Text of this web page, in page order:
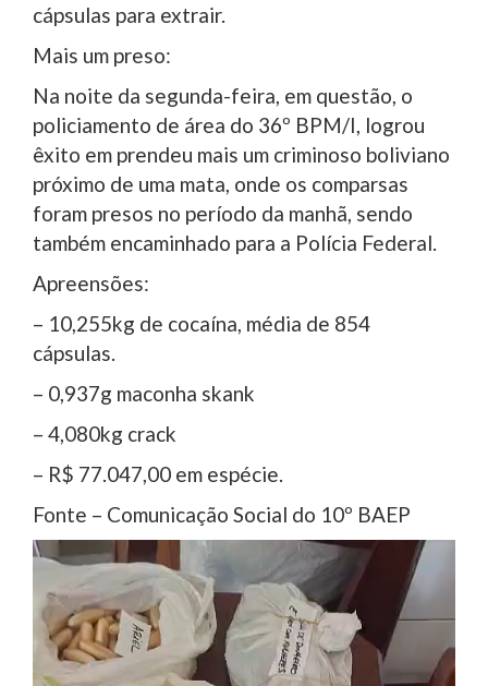
cápsulas para extrair.
Mais um preso:
Na noite da segunda-feira, em questão, o
policiamento de área do 36º BPM/I, logrou
êxito em prendeu mais um criminoso boliviano
próximo de uma mata, onde os comparsas
foram presos no período da manhã, sendo
também encaminhado para a Polícia Federal.
Apreensões:
– 10,255kg de cocaína, média de 854
cápsulas.
– ⁠0,937g maconha skank
– 4,080kg crack
– R$ 77.047,00 em espécie.
Fonte – Comunicação Social do 10º BAEP